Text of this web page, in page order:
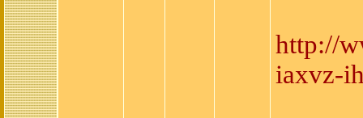
http://
iaxvz-